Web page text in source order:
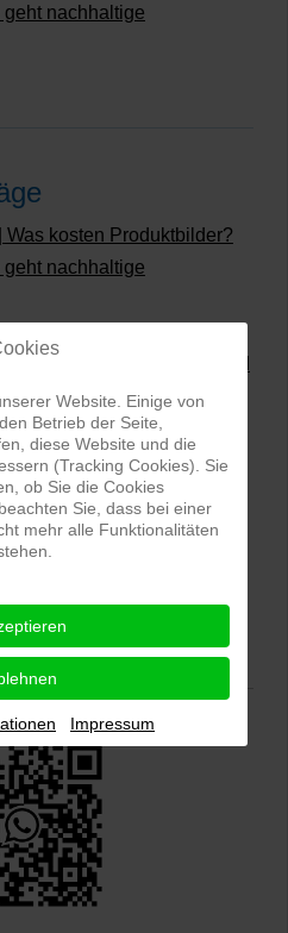
nachhaltige
Was kosten Produktbilder?
nachhaltige
kommt es an!
transparentem Hintergrund
und Bildbearbeitung in
Rezensionen
|Bewertung abgeben
Website. Einige von
Betrieb der Seite,
diese Website und die
(Tracking Cookies). Sie
ob Sie die Cookies
Sie, dass bei einer
mehr alle Funktionalitäten
Impressum